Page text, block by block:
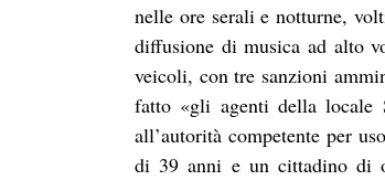
nelle ore serali e notturne,
diffusione di musica ad alto
veicoli, con tre sanzioni
fatto «gli agenti della locale
all’autorità competente per
di 39 anni e un cittadino di